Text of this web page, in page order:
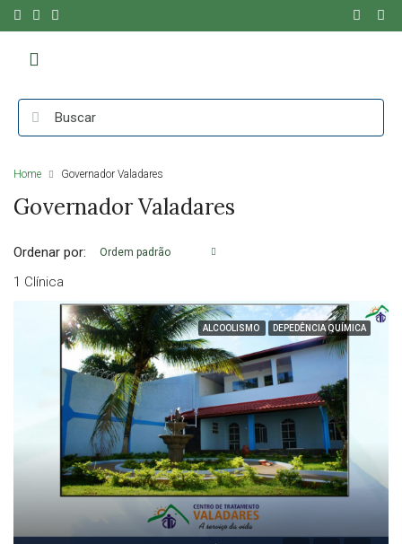
Home Governador Valadares
Governador Valadares
1 Clínica
Ordenar por: Ordem padrão
ALCOOLISMO DEPEDÊNCIA QUÍMICA